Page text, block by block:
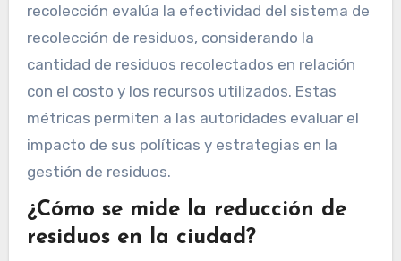
recolección evalúa la efectividad del sistema de
recolección de residuos, considerando la
cantidad de residuos recolectados en relación
con el costo y los recursos utilizados. Estas
métricas permiten a las autoridades evaluar el
impacto de sus políticas y estrategias en la
gestión de residuos.
¿Cómo se mide la reducción de
residuos en la ciudad?